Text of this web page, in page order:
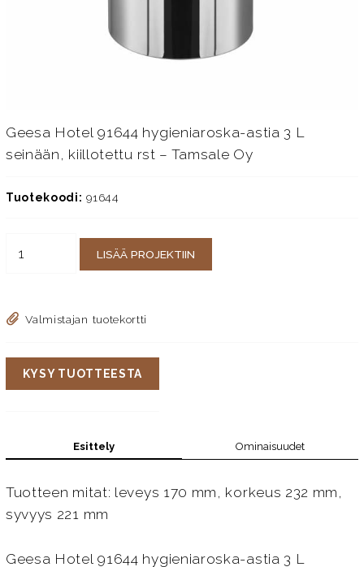
Geesa Hotel 91644 hygieniaroska-astia 3 L
seinään, kiillotettu rst – Tamsale Oy
Tuotekoodi: 91644
LISÄÄ PROJEKTIIN
Valmistajan tuotekortti
KYSY TUOTTEESTA
Esittely Ominaisuudet
Tuotteen mitat: leveys 170 mm, korkeus 232 mm,
syvyys 221 mm
Geesa Hotel 91644 hygieniaroska-astia 3 L